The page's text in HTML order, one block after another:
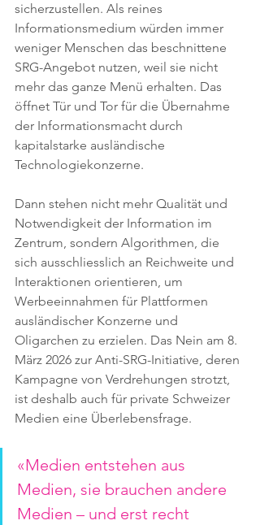
sicherzustellen. Als reines
Informationsmedium würden immer
weniger Menschen das beschnittene
SRG-Angebot nutzen, weil sie nicht
mehr das ganze Menü erhalten. Das
öffnet Tür und Tor für die Übernahme
der Informationsmacht durch
kapitalstarke ausländische
Technologiekonzerne.
Dann stehen nicht mehr Qualität und
Notwendigkeit der Information im
Zentrum, sondern Algorithmen, die
sich ausschliesslich an Reichweite und
Interaktionen orientieren, um
Werbeeinnahmen für Plattformen
ausländischer Konzerne und
Oligarchen zu erzielen. Das Nein am 8.
März 2026 zur Anti-SRG-Initiative, deren
Kampagne von Verdrehungen strotzt,
ist deshalb auch für private Schweizer
Medien eine Überlebensfrage.
«Medien entstehen aus
Medien, sie brauchen andere
Medien – und erst recht